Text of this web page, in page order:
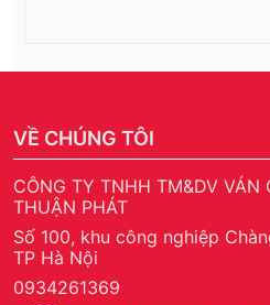
VỀ CHÚNG TÔI
CÔNG TY TNHH TM&DV VÁN
THUẬN PHÁT
Số 100, khu công nghiệp
TP Hà Nội
0934261369